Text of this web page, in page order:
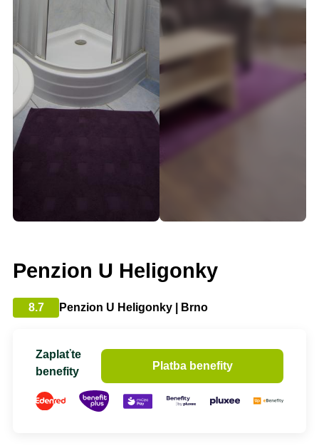
Penzion U Heligonky
8.7 Penzion U Heligonky | Brno
Zaplaťte
benefity
Platba benefity